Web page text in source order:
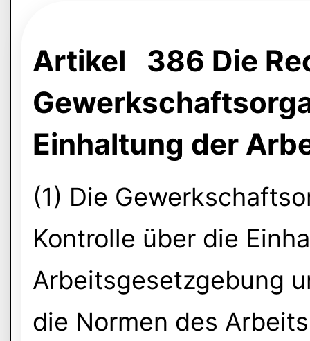
Artikel 386 Die
Einhaltung der
(1) Die
Kontrolle über die
Arbeitsgesetzgebung
die Normen des